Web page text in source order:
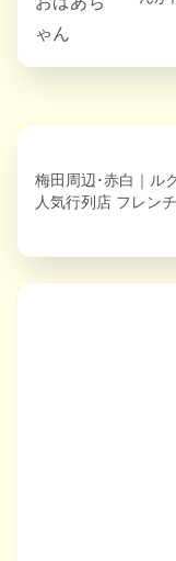
梅田周辺･赤白｜ル
人気行列店 フレン